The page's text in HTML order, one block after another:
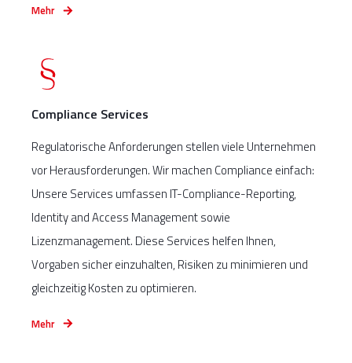
Mehr
Compliance Services
Regulatorische Anforderungen stellen viele Unternehmen
vor Herausforderungen. Wir machen Compliance einfach:
Unsere Services umfassen IT-Compliance-Reporting,
Identity and Access Management sowie
Lizenzmanagement. Diese Services helfen Ihnen,
Vorgaben sicher einzuhalten, Risiken zu minimieren und
gleichzeitig Kosten zu optimieren.
Mehr